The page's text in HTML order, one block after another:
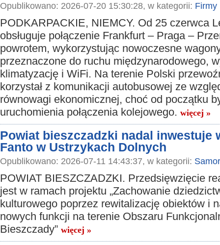
Opublikowano: 2026-07-20 15:30:28, w kategorii: Firmy
PODKARPACKIE, NIEMCY. Od 25 czerwca
obsługuje połączenie Frankfurt – Praga –
powrotem, wykorzystując nowoczesne
przeznaczone do ruchu międzynarodowego,
klimatyzację i WiFi. Na terenie Polski
korzystał z komunikacji autobusowej ze
równowagi ekonomicznej, choć od początku
uruchomienia połączenia kolejowego. więcej »
Powiat bieszczadzki nadal inwestuje
Fanto w Ustrzykach Dolnych
Opublikowano: 2026-07-11 14:43:37, w kategorii:
POWIAT BIESZCZADZKI. Przedsięwzięcie
jest w ramach projektu „Zachowanie
kulturowego poprzez rewitalizację obiektów i
nowych funkcji na terenie Obszaru
Bieszczady” więcej »